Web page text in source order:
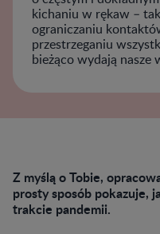
kichaniu w rękaw –
ograniczaniu
przestrzeganiu
bieżąco wydają nasze
Z myślą o Tobie,
prosty sposób pokazuje,
trakcie pandemii.